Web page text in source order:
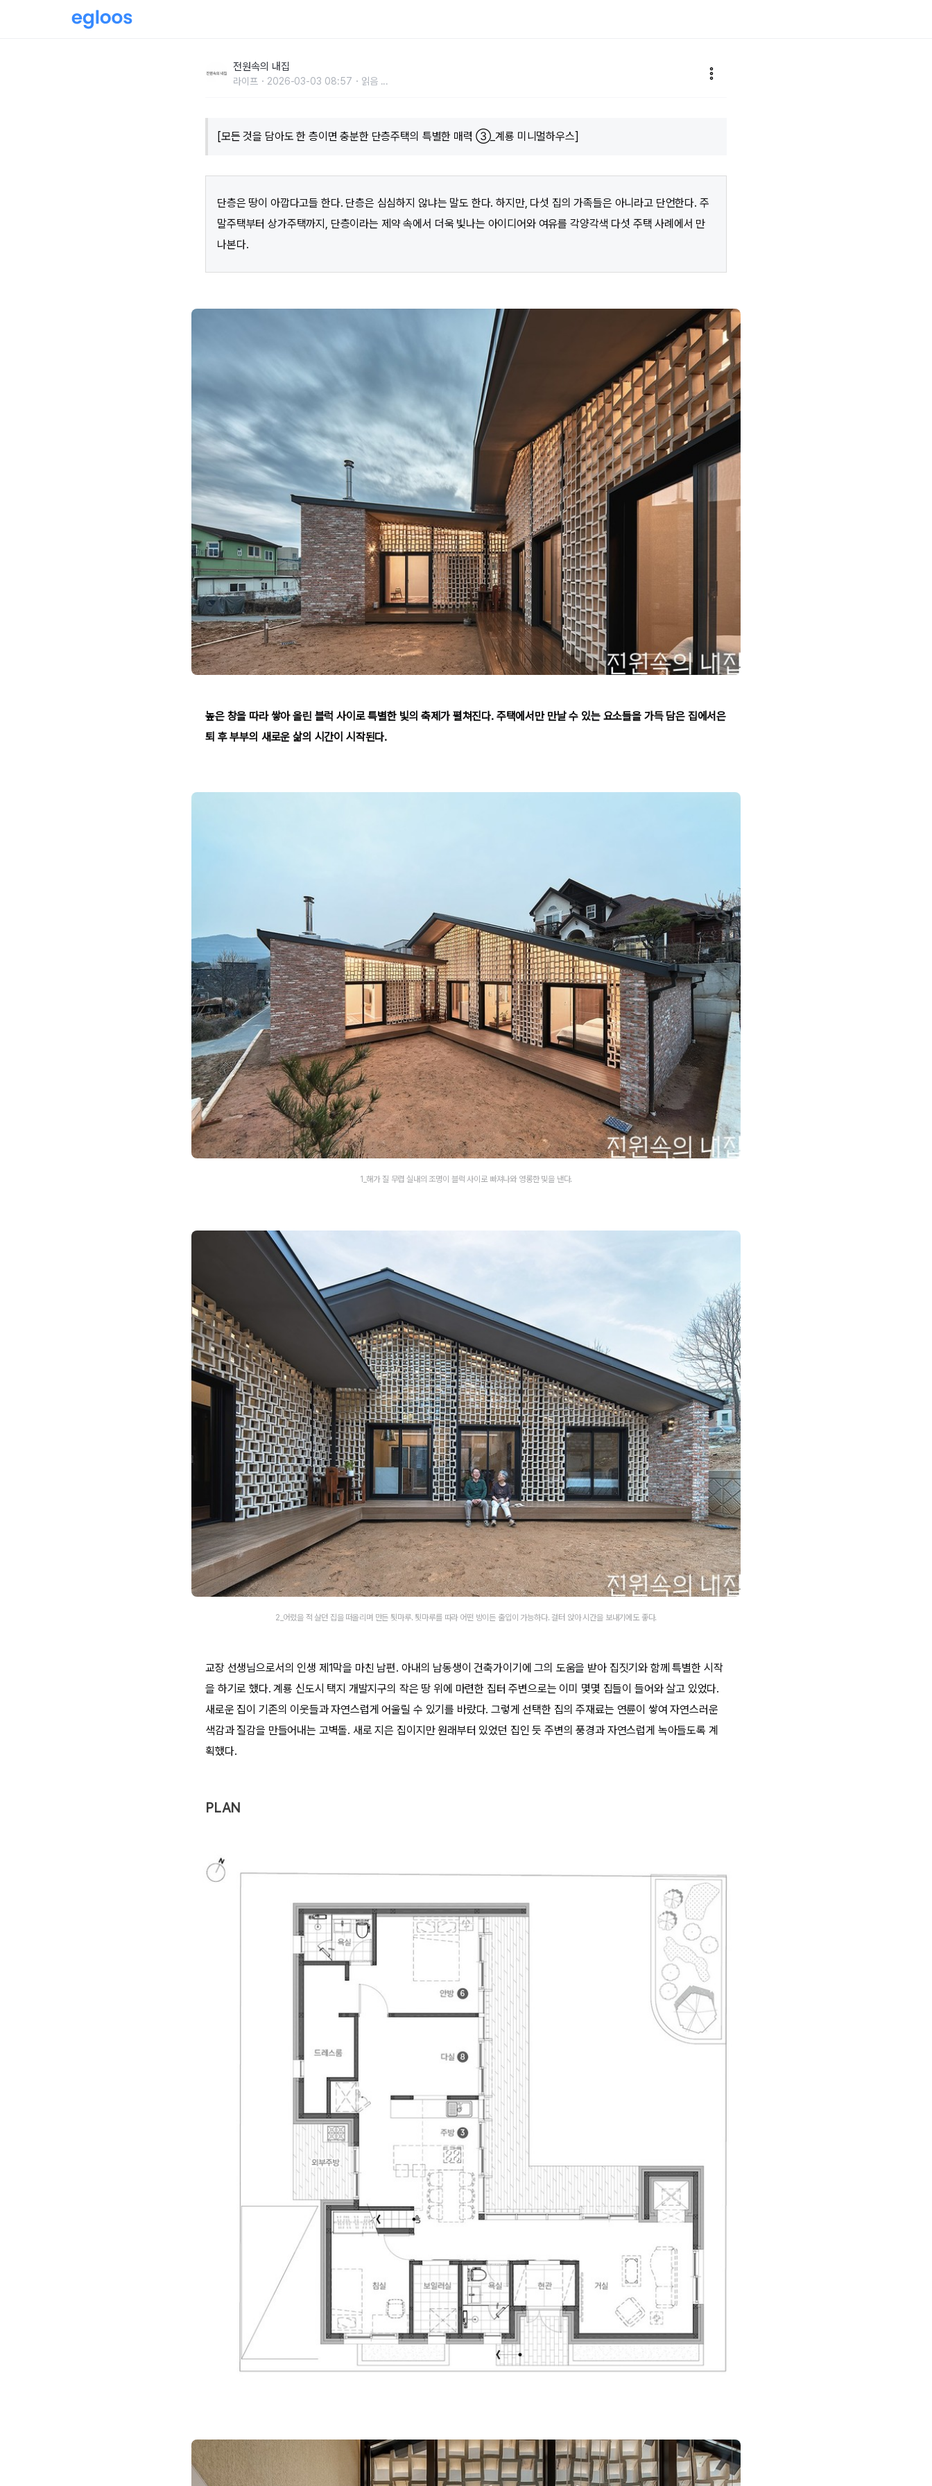
전원속의 내집
라이프 2026-03-03 08:57 읽음 ...
[모든 것을 담아도 한 층이면 충분한 단층주택의 특별한 매력 ③_계룡 미니멀하우스]
단층은 땅이 아깝다고들 한다. 단층은 심심하지 않냐는 말도 한다. 하지만, 다섯 집의 가족들은 아니라고 단언한다. 주
말주택부터 상가주택까지, 단층이라는 제약 속에서 더욱 빛나는 아이디어와 여유를 각양각색 다섯 주택 사례에서 만
나본다.​
높은 창을 따라 쌓아 올린 블럭 사이로 특별한 빛의 축제가 펼쳐진다. 주택에서만 만날 수 있는 요소들을 가득 담은 집에서은
퇴 후 부부의 새로운 삶의 시간이 시작된다.
1_해가 질 무렵 실내의 조명이 블럭 사이로 빠져나와 영롱한 빛을 낸다.
2_어렸을 적 살던 집을 떠올리며 만든 툇마루. 툇마루를 따라 어떤 방이든 출입이 가능하다. 걸터 앉아 시간을 보내기에도 좋다.
교장 선생님으로서의 인생 제1막을 마친 남편. 아내의 남동생이 건축가이기에 그의 도움을 받아 집짓기와 함께 특별한 시작
을 하기로 했다. 계룡 신도시 택지 개발지구의 작은 땅 위에 마련한 집터 주변으로는 이미 몇몇 집들이 들어와 살고 있었다.
새로운 집이 기존의 이웃들과 자연스럽게 어울릴 수 있기를 바랐다. 그렇게 선택한 집의 주재료는 연륜이 쌓여 자연스러운
색감과 질감을 만들어내는 고벽돌. 새로 지은 집이지만 원래부터 있었던 집인 듯 주변의 풍경과 자연스럽게 녹아들도록 계
획했다.
PLAN